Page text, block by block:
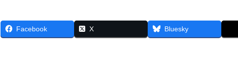
Facebook X Bluesky